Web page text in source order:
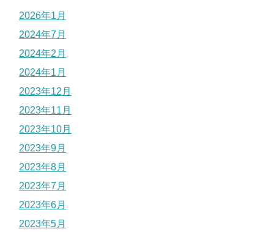
2026年1月
2024年7月
2024年2月
2024年1月
2023年12月
2023年11月
2023年10月
2023年9月
2023年8月
2023年7月
2023年6月
2023年5月